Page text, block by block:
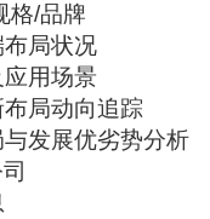
格/品牌
局状况
用场景
布局动向追踪
与发展优劣势分析